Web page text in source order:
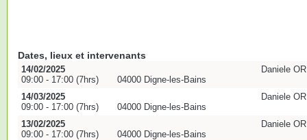
Dates, lieux et intervenants
14/02/2025
09:00 - 17:00 (7hrs)
04000 Digne-les-Bains
Daniele
14/03/2025
09:00 - 17:00 (7hrs)
04000 Digne-les-Bains
Daniele
13/02/2025
09:00 - 17:00 (7hrs)
04000 Digne-les-Bains
Daniele